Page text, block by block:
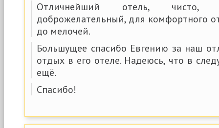
Отличнейший отель, чисто,
доброжелательный, для комфортного
до мелочей.
Большущее спасибо Евгению за наш
отдых в его отеле. Надеюсь, что в
ещё.
Спасибо!